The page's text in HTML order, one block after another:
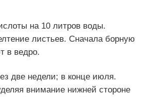
на 10 литров воды.
листьев. Сначала борную
в ведро.
две недели; в конце июля.
внимание нижней стороне